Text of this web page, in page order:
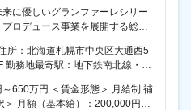
来に優しいグランファーレシリー
ロデュース事業を展開する総合
アンテイストの外観デザインを特
総合不動産ディベロッパーで
理スタッフとして、下記の業務を
所：北海道札幌市中央区大通西5-
勤務地最寄駅：地下鉄南北線・東
形態＞ 月給制 補